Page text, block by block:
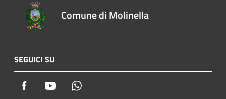
Comune di Molinella
SEGUICI SU
Facebook Youtube